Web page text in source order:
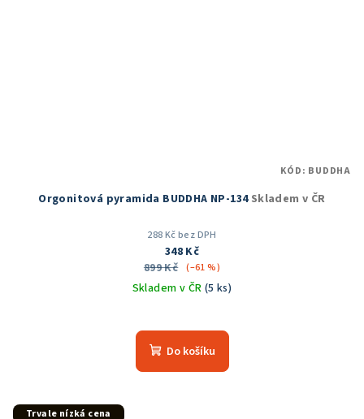
Orgonitová pyramida BUDDHA NP-134Skladem v ČR
288 Kč bez DPH
348 Kč
899 Kč (–61 %)
Skladem v ČR (5 ks)
Do košíku
KÓD: BUDDHA
Trvale nízká cena